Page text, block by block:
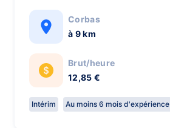
Corbas
à 9 km
Brut/heure
12,85 €
Intérim Au moins 6 mois d'expérience